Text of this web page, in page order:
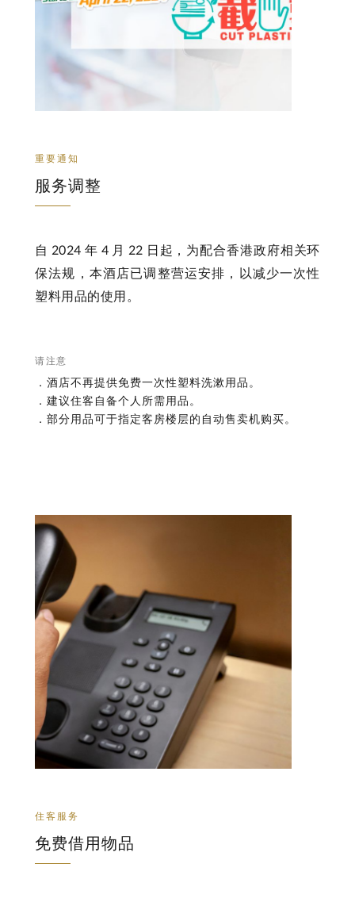
重要通知
服务调整
自 2024 年 4 月 22 日起，为配合香港政府相关环
保法规，本酒店已调整营运安排，以减少一次性
塑料用品的使用。
请注意
．酒店不再提供免费一次性塑料洗漱用品。
．建议住客自备个人所需用品。
．部分用品可于指定客房楼层的自动售卖机购买。
住客服务
免费借用物品